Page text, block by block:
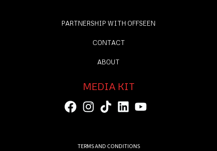
PARTNERSHIP WITH OFFSEEN
CONTACT
ABOUT
MEDIA KIT
TERMS AND CONDITIONS